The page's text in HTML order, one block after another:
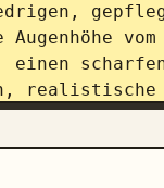
realistische
verspielt